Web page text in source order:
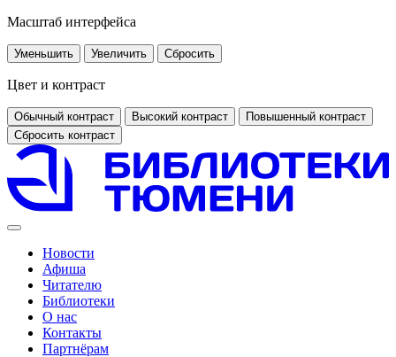
Масштаб интерфейса
Уменьшить Увеличить Сбросить
Цвет и контраст
Обычный контраст Высокий контраст
Повышенный контраст
Сбросить контраст
Новости
Афиша
Читателю
Библиотеки
О нас
Контакты
Партнёрам